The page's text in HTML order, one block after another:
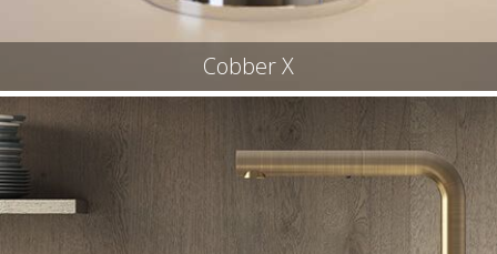
Cobber X